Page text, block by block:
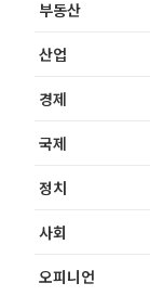
부동산
산업
경제
국제
정치
사회
오피니언